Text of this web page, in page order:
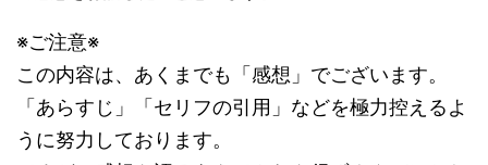
※ご注意※
この内容は、あくまでも「感想」でございます。
「あらすじ」「セリフの引用」などを極力控えるよ
うに努力しております。